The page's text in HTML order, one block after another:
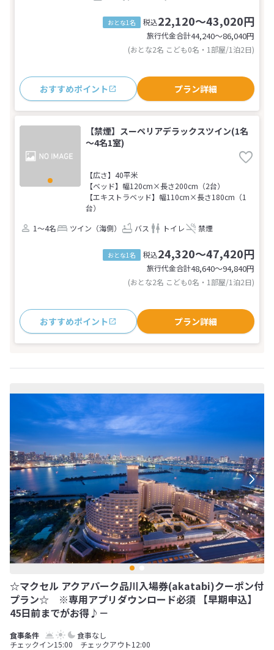
おとな1名 税込22,120～43,020円
旅行代金合計44,240〜86,040円
(おとな2名 こども0名・1部屋/1泊2日)
おすすめポイント プラン詳細
【禁煙】スーペリアデラックスツイン(1名
～4名1室)
【広さ】40平米
【ベッド】幅120cm×長さ200cm（2台）
【エキストラベッド】幅110cm×長さ180cm（1
台）
1～4名
ツイン（海側） バス トイレ 禁煙
おとな1名 税込24,320～47,420円
旅行代金合計48,640〜94,840円
(おとな2名 こども0名・1部屋/1泊2日)
おすすめポイント プラン詳細
☆マクセル アクアパーク品川入場券(akatabi)クーポン付
プラン☆ ※専用アプリダウンロード必須 【早期申込】
45日前までがお得♪－
食事なし
チェックイン15:00 チェックアウト12:00